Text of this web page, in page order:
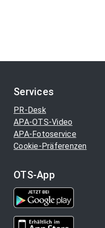
Services
PR-Desk
APA-OTS-Video
APA-Fotoservice
Cookie-Präferenzen
OTS-App